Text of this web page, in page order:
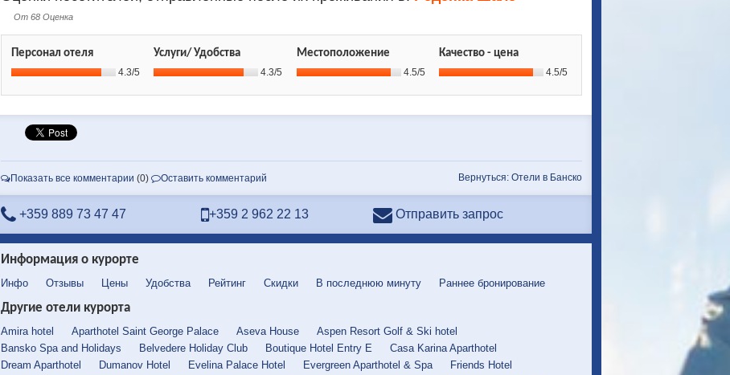
От 68 Оценка
Персонал отеля
4.3/5
Услуги/ Удобства
4.3/5
Местоположение
4.5/5
Качество - цена
4.5/5
Вернуться: Отели в Банско
Показать все комментарии (0) Оставить комментарий
+359 889 73 47 47 +359 2 962 22 13 Отправить запрос
Информация о курорте
Инфо Отзывы Цены Удобства Рейтинг Скидки В последнюю минуту Раннее бронирование
Другие отели курорта
Amira hotel Aparthotel Saint George Palace Aseva House
Aspen Resort Golf & Ski hotel
Bansko Spa and Holidays
Belvedere Holiday Club Boutique Hotel Entry E
Casa Karina Aparthotel
Dream Aparthotel
Dumanov Hotel Evelina Palace Hotel Evergreen Aparthotel & Spa
Friends Hotel